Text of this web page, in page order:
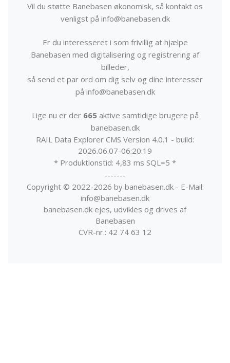
Vil du støtte Banebasen økonomisk, så kontakt os
venligst på info@banebasen.dk
Er du interesseret i som frivillig at hjælpe
Banebasen med digitalisering og registrering af
billeder,
så send et par ord om dig selv og dine interesser
på info@banebasen.dk
Lige nu er der 665aktive samtidige brugere på
banebasen.dk
RAIL Data Explorer CMS Version 4.0.1 - build:
2026.06.07-06:20:19
* Produktionstid: 4,83 ms SQL=5 *
-------
Copyright © 2022-2026 by banebasen.dk - E-Mail:
info@banebasen.dk
banebasen.dk ejes, udvikles og drives af
Banebasen
CVR-nr.: 42 74 63 12